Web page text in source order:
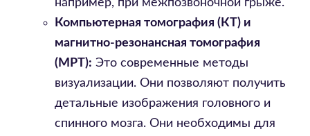
например, при межпозвоночной грыже.
Компьютерная томография (КТ) и
магнитно-резонансная томография
(МРТ): Это современные методы
визуализации. Они позволяют получить
детальные изображения головного и
спинного мозга. Они необходимы для